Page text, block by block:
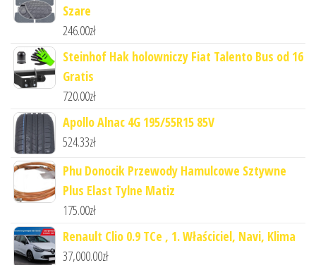
Szare
246.00zł
Steinhof Hak holowniczy Fiat Talento Bus od 16
Gratis
720.00zł
Apollo Alnac 4G 195/55R15 85V
524.33zł
Phu Donocik Przewody Hamulcowe Sztywne
Plus Elast Tylne Matiz
175.00zł
Renault Clio 0.9 TCe , 1. Właściciel, Navi, Klima
37,000.00zł